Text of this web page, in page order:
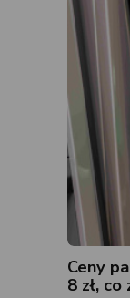
Ceny
8 zł, co